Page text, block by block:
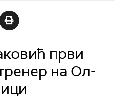
први
на Ол-